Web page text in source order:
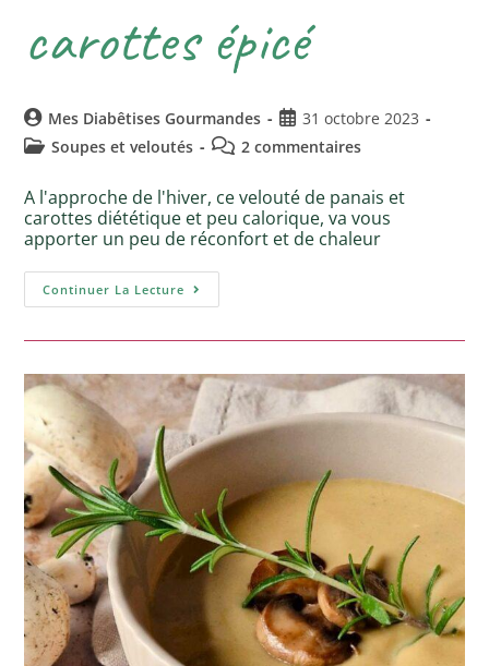
carottes épicé
Mes Diabêtises Gourmandes
31 octobre 2023
Soupes et veloutés
2 commentaires
A l'approche de l'hiver, ce velouté de panais et
carottes diététique et peu calorique, va vous
apporter un peu de réconfort et de chaleur
Continuer La Lecture